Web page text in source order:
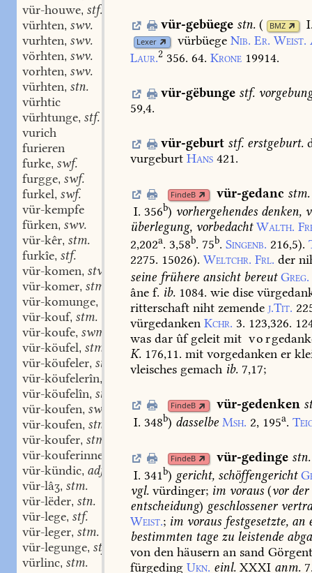
vür-houwe, stf.
vürhten, swv.
vurhten, swv.
vörhten, swv.
vorhten, swv.
vürhten, stn.
vürhtic
vürhtunge, stf.
vurich
furieren
furke, swf.
furgge, swf.
furkel, swf.
vür-kempfe
fürken, swv.
vür-kêr, stm.
furkîe, stf.
vür-komen, stv.
vür-komer, stm.
vür-komunge,
vür-kouf, stm.
vür-koufe, swm.
vür-köufel, stm.
vür-köufeler, stm.
vür-köufelerîn,
vür-köufelîn, stf.
vür-koufen, swv.
vür-koufen, stn.
vür-koufer, stm.
vür-kouferinne
vür-kündic, adj.
vür-lâʒ, stm.
vür-lëder, stn.
vür-lege, stf.
vür-leger, stm.
vür-legunge, stf.
vürlinc, stm.
vür-gebüege stn. ( BMZ
Lexer vürbüege Nib. Er. Weist.
Laur.2 356. 64. Krone 19914.
vür-gëbunge stf.
59,4.
vür-geburt stf. erstgeburt.
vurgeburt Hans 421.
FindeB vür-gedanc stm.
I. 356b) vorhergehendes denken,
überlegung, vorbedacht Walth.
2,202a. 3,58b. 75b. Singenb. 216,5).
2275. 15026). Weltchr. Frl. der
seine frühere ansichtbereut Greg.
âne f. ib. 1084. wie dise
ritterschaft niht zemende j.Tit.
vürgedanken Kchr. 3. 123,326.
was dar ûfgeleit mit vor
K. 176,11. mit vorgedanken er
vleisches gemach ib. 7,17;
FindeB vür-gedenken
I. 348b) dasselbe Msh. 2, 195a.
FindeB vür-gedinge stn.
I. 341b) gericht, schöffengericht
vgl. vürdinger; im voraus (vorder
entscheidung) geschlossener
Weist.; im voraus festgesetzte, an
bestimmten tage zu leistende
von den häusern an sand
fürgeding Ukn. einl. XXXI anm.